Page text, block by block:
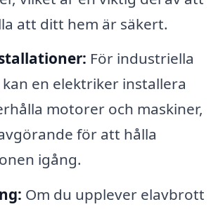
att ditt hem är säkert.
För industriella
en elektriker installera
motorer och maskiner,
för att hålla
igång.
Om du upplever elavbrott